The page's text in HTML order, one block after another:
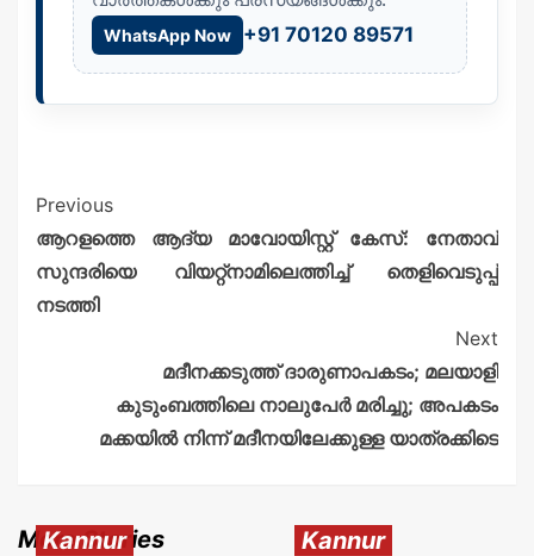
WhatsApp Now +91 70120 89571
Previous
ആറളത്തെ ആദ്യ മാവോയിസ്റ്റ് കേസ്: നേതാവ്
സുന്ദരിയെ വിയറ്റ്‌നാമിലെത്തിച്ച് തെളിവെടുപ്പ്
നടത്തി
Next
മദീനക്കടുത്ത് ദാരുണാപകടം; മലയാളി
കുടുംബത്തിലെ നാലുപേർ മരിച്ചു; അപകടം
മക്കയിൽ നിന്ന് മദീനയിലേക്കുള്ള യാത്രക്കിടെ
More Stories
Kannur Kannur